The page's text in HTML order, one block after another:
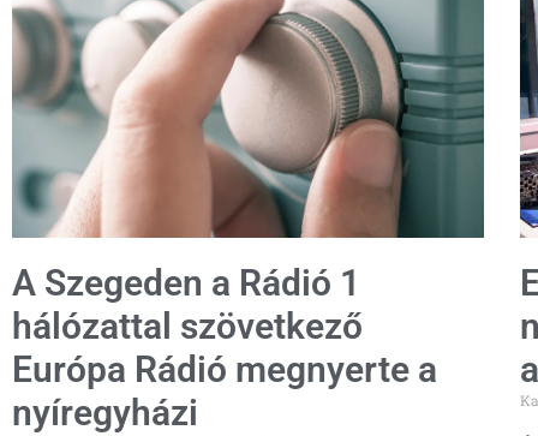
A Szegeden a Rádió 1
hálózattal szövetkező
Európa Rádió megnyerte a
nyíregyházi